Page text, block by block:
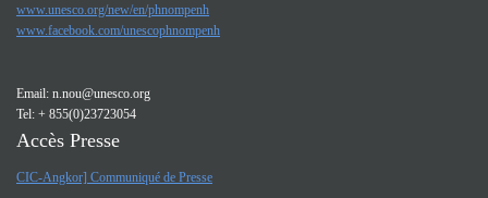
www.unesco.org/new/en/phnompenh
www.facebook.com/unescophnompenh
Email: n.nou@unesco.org
Tel: + 855(0)23723054
Accès Presse
CIC-Angkor] Communiqué de Presse